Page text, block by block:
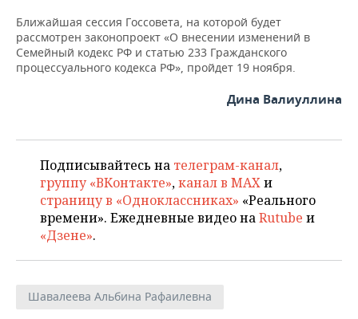
Ближайшая сессия Госсовета, на которой будет
рассмотрен законопроект «О внесении изменений в
Семейный кодекс РФ и статью 233 Гражданского
процессуального кодекса РФ», пройдет 19 ноября.
Дина Валиуллина
Подписывайтесь на телеграм-канал,
группу «ВКонтакте»,канал в MAXи
страницу в «Одноклассниках» «Реального
времени». Ежедневные видео наRutube и
«Дзене».
Шавалеева Альбина Рафаилевна